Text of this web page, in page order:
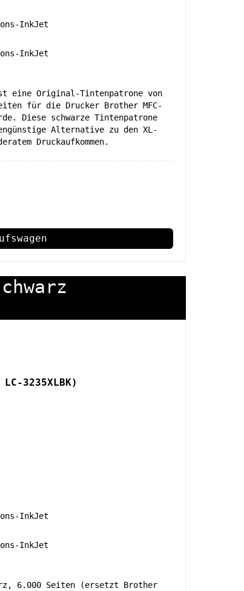
InkJet
InkJet
eine Original-Tintenpatrone von
für die Drucker Brother MFC-
Diese schwarze Tintenpatrone
Alternative zu den XL-
Druckaufkommen.
3235XLBK)
InkJet
InkJet
6.000 Seiten (ersetzt Brother